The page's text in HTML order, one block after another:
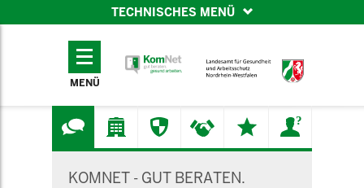
TECHNISCHES MENÜ
TECHNISCHES
MENÜ
KOMNET - GUT BERATEN.